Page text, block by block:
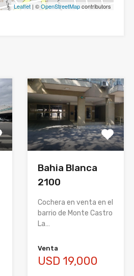
Leaflet | ©OpenStreetMapcontributors
Bahia Blanca
2100
Cochera en venta en el
barrio de Monte Castro
La…
Venta
USD 19,000